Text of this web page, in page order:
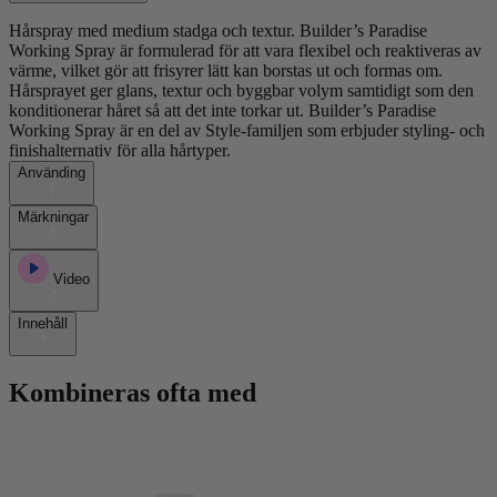
Hårspray med medium stadga och textur. Builder’s Paradise
Working Spray är formulerad för att vara flexibel och reaktiveras av
värme, vilket gör att frisyrer lätt kan borstas ut och formas om.
Hårsprayet ger glans, textur och byggbar volym samtidigt som den
konditionerar håret så att det inte torkar ut. Builder’s Paradise
Working Spray är en del av Style-familjen som erbjuder styling- och
finishalternativ för alla hårtyper.
Använding
Märkningar
Video
Innehåll
Kombineras ofta med